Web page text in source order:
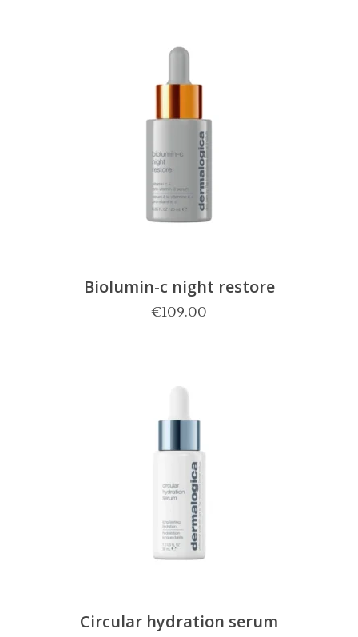
Biolumin-c night restore
€109.00
Circular hydration serum